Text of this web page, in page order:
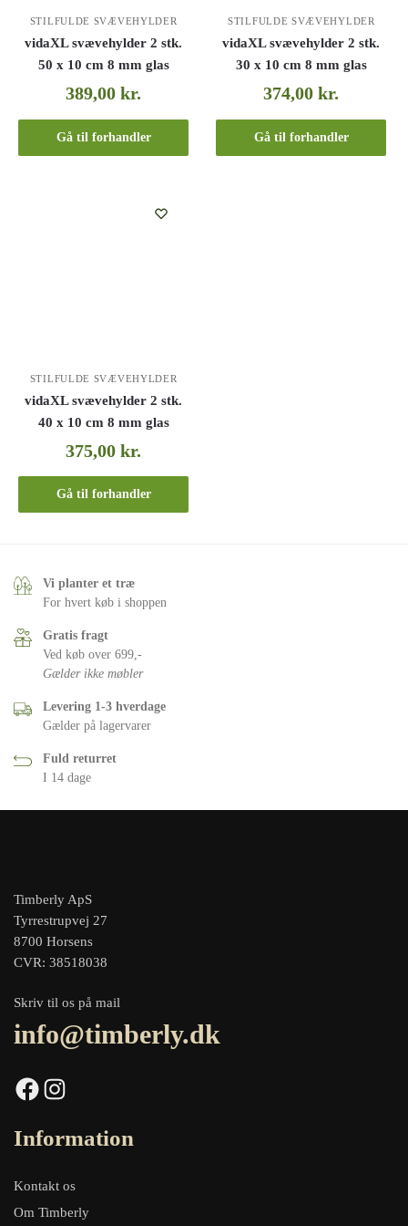
STILFULDE SVÆVEHYLDER
vidaXL svævehylder 2 stk.
50 x 10 cm 8 mm glas
389,00kr.
Gå til forhandler
STILFULDE SVÆVEHYLDER
vidaXL svævehylder 2 stk.
30 x 10 cm 8 mm glas
374,00kr.
Gå til forhandler
STILFULDE SVÆVEHYLDER
vidaXL svævehylder 2 stk.
40 x 10 cm 8 mm glas
375,00kr.
Gå til forhandler
Vi planter et træ
For hvert køb i shoppen
Gratis fragt
Ved køb over 699,-
Gælder ikke møbler
Levering 1-3 hverdage
Gælder på lagervarer
Fuld returret
I 14 dage
Timberly ApS
Tyrrestrupvej 27
8700 Horsens
CVR: 38518038
Skriv til os på mail
info@timberly.dk
Facebook Instagram
Information
Kontakt os
Om Timberly